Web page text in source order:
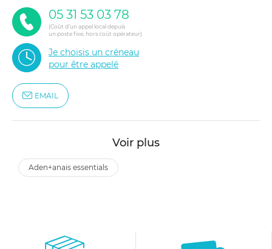
05 31 53 03 78
(Coût d'un appel local depuis
un poste fixe, hors coût opérateur)
Je choisis un créneau
pour être appelé
EMAIL
Voir plus
aden+anais essentials